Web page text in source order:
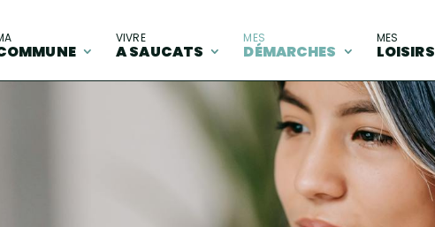
VIVRE
A SAUCATS
MES
DÉMARCHES
MES
LOISIRS